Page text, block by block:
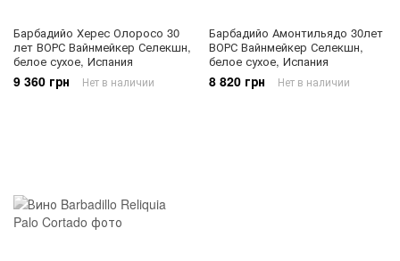
Барбадийо Херес Олоросо 30
лет ВОРС Вайнмейкер Селекшн,
белое сухое, Испания
9 360 грн Нет в наличии
Барбадийо Амонтильядо 30лет
ВОРС Вайнмейкер Селекшн,
белое сухое, Испания
8 820 грн Нет в наличии